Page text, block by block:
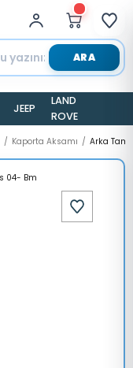
ARA
JEEP
LAND
ROVER
Kaporta Aksamı Arka